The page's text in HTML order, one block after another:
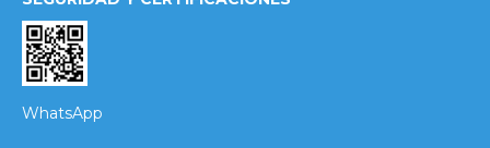
WhatsApp